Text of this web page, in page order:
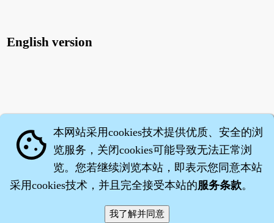
English version
·沈药子©2008～2026
cookie 本网站采用cookies技术提供优质、安全的浏
览服务，关闭cookies可能导致无法正常浏
览。您若继续浏览本站，即表示您同意本站
采用cookies技术，并且完全接受本站的服务条款。